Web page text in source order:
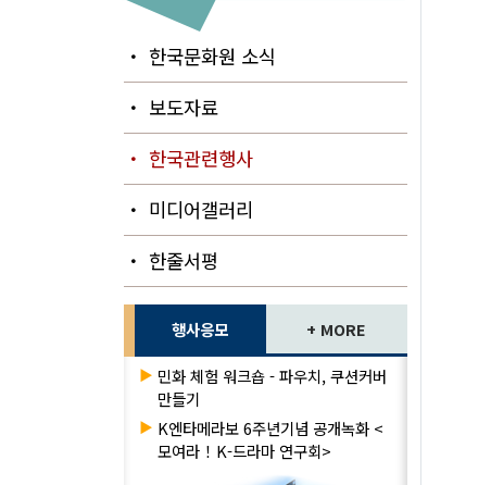
・ 한국문화원 소식
・ 보도자료
・ 한국관련행사
・ 미디어갤러리
・ 한줄서평
행사응모 + MORE
▶ 민화 체험 워크숍 - 파우치, 쿠션커버
만들기
▶ K엔타메라보 6주년기념 공개녹화 <
모여라！K-드라마 연구회>